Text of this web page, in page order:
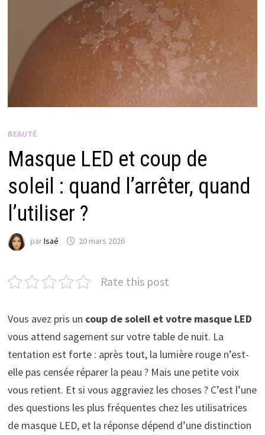
BEAUTÉ
Masque LED et coup de
soleil : quand l’arrêter, quand
l’utiliser ?
parIsaé 20 mars 2026
Rate this post
Vous avez pris un coup de soleil et votre masque LED
vous attend sagement sur votre table de nuit. La
tentation est forte : après tout, la lumière rouge n’est-
elle pas censée réparer la peau ? Mais une petite voix
vous retient. Et si vous aggraviez les choses ? C’est l’une
des questions les plus fréquentes chez les utilisatrices
de masque LED, et la réponse dépend d’une distinction